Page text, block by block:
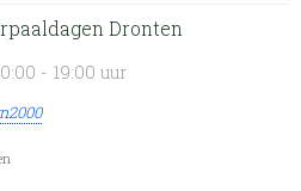
Dronten
- 19:00 uur